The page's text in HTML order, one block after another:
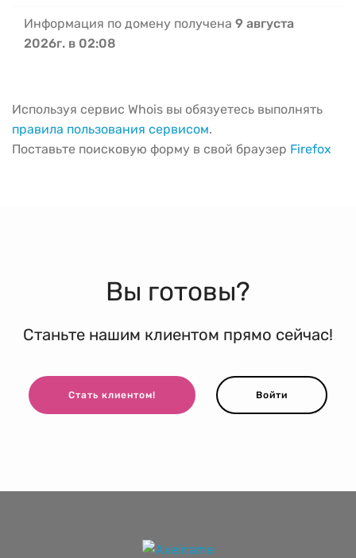
Информация по домену получена 9 августа
2026г. в 02:08
Используя сервис Whois вы обязуетесь выполнять
правила пользования сервисом.
Поставьте поисковую форму в свой браузер Firefox
Вы готовы?
Станьте нашим клиентом прямо сейчас!
Стать клиентом! Войти